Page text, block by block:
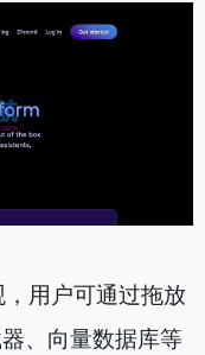
用户可通过拖放
、向量数据库等